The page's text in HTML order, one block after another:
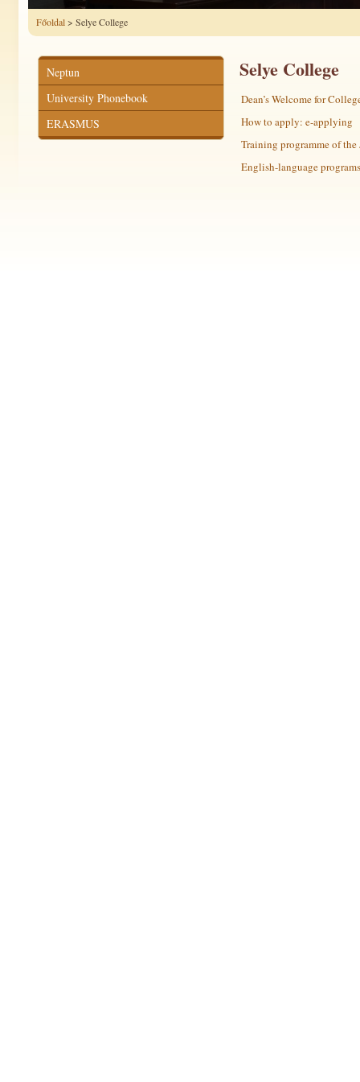
Főoldal> Selye College
Neptun
University Phonebook
ERASMUS
Selye College
Dean’s Welcome for
How to apply: e-applying
Training programme of the
English-language programs